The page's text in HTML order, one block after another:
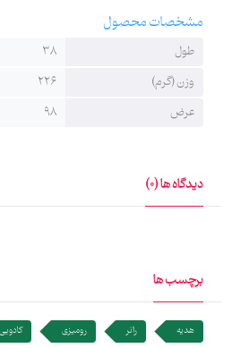
مشخصات محصول
طول
38
وزن (گرم)
226
عرض
98
دیدگاه ها (0)
برچسب ها
هدیه رانر رومیزی کادویی